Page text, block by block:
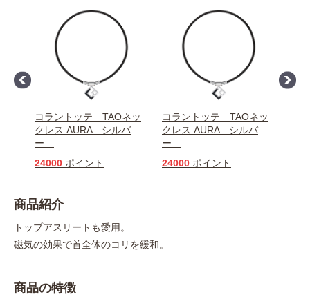
コラントッテ TAOネッ
クレス AURA シルバ
ー
24000 ポイント
コラントッテ TAOネッ
クレス AURA シルバ
ー
24000 ポイント
商品紹介
トップアスリートも愛用。
磁気の効果で首全体のコリを緩和。
商品の特徴